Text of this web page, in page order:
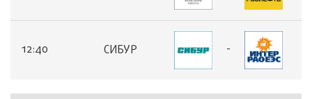
12:40 СИБУР -